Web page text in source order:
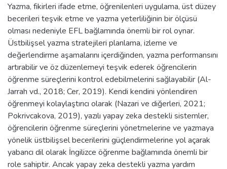
Yazma, fikirleri ifade etme, öğrenilenleri uygulama, üst düzey
becerileri teşvik etme ve yazma yeterliliğinin bir ölçüsü
olması nedeniyle EFL bağlamında önemli bir rol oynar.
Üstbilişsel yazma stratejileri planlama, izleme ve
değerlendirme aşamalarını içerdiğinden, yazma performansını
artırabilir ve öz düzenlemeyi teşvik ederek öğrencilerin
öğrenme süreçlerini kontrol edebilmelerini sağlayabilir (Al-
Jarrah vd., 2018; Cer, 2019). Kendi kendini yönlendiren
öğrenmeyi kolaylaştırıcı olarak (Nazari ve diğerleri, 2021;
Pokrivcakova, 2019), yazılı yapay zeka destekli sistemler,
öğrencilerin öğrenme süreçlerini yönetmelerine ve yazmaya
yönelik üstbilişsel becerilerini güçlendirmelerine yol açarak
yabancı dil olarak İngilizce öğrenme bağlamında önemli bir
role sahiptir. Ancak yapay zeka destekli yazma yardım